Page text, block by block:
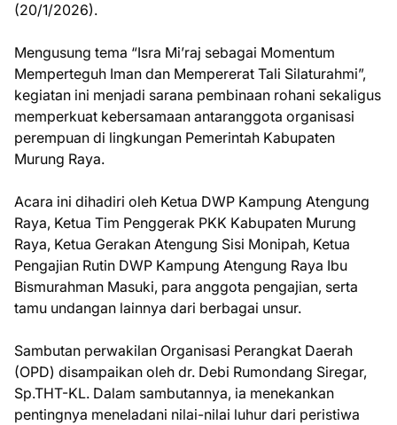
(20/1/2026).
Mengusung tema “Isra Mi’raj sebagai Momentum
Memperteguh Iman dan Mempererat Tali Silaturahmi”,
kegiatan ini menjadi sarana pembinaan rohani sekaligus
memperkuat kebersamaan antaranggota organisasi
perempuan di lingkungan Pemerintah Kabupaten
Murung Raya.
Acara ini dihadiri oleh Ketua DWP Kampung Atengung
Raya, Ketua Tim Penggerak PKK Kabupaten Murung
Raya, Ketua Gerakan Atengung Sisi Monipah, Ketua
Pengajian Rutin DWP Kampung Atengung Raya Ibu
Bismurahman Masuki, para anggota pengajian, serta
tamu undangan lainnya dari berbagai unsur.
Sambutan perwakilan Organisasi Perangkat Daerah
(OPD) disampaikan oleh dr. Debi Rumondang Siregar,
Sp.THT-KL. Dalam sambutannya, ia menekankan
pentingnya meneladani nilai-nilai luhur dari peristiwa